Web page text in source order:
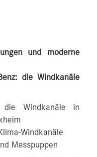
und moderne
die Windkanäle
die Windkanäle in
Windkanäle
Messpuppen